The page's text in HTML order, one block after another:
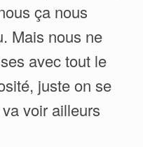
ça nous
Mais nous ne
avec tout le
juste on se
voir ailleurs